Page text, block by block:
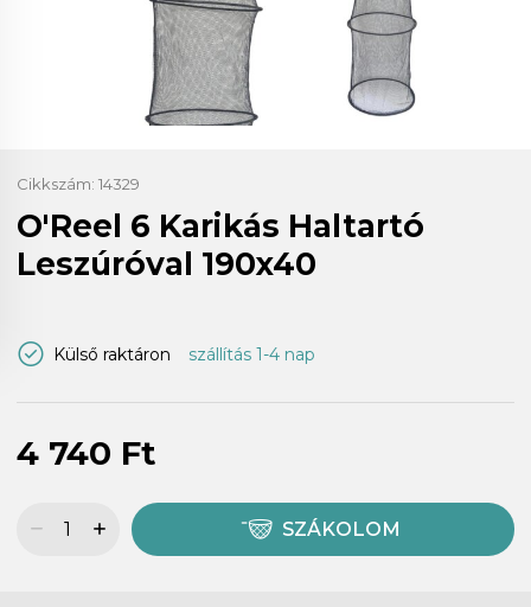
Cikkszám: 14329
O'Reel 6 Karikás Haltartó
Leszúróval 190x40
Külső raktáron szállítás 1-4 nap
4 740 Ft
SZÁKOLOM